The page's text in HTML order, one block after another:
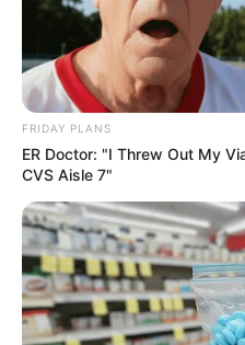
FRIDAY PLANS
ER Doctor: "I Threw Out My
CVS Aisle 7"